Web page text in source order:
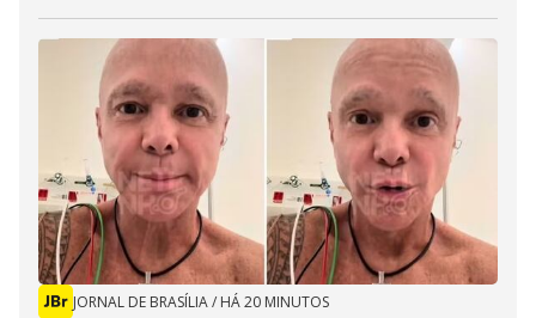
JORNAL DE BRASÍLIA/ HÁ 20 MINUTOS